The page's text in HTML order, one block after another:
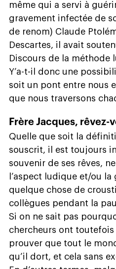
même qui a servi à
gravement infectée de
de renom) Claude
Descartes, il avait
Discours de la méthode
Y’a-t-il donc une
soit un pont entre nous
que nous traversons
Frère Jacques, rêvez-
Quelle que soit la
souscrit, il est toujours
souvenir de ses rêves,
l’aspect ludique et/ou la
quelque chose de
collègues pendant la
Si on ne sait pas
chercheurs ont toutefois
prouver que tout le
qu’il dort, et cela sans